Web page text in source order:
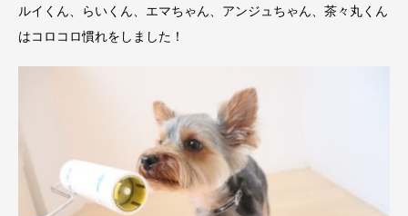
ルイくん、らいくん、エマちゃん、アンジュちゃん、茶々丸くん
はコロコロ慣れをしました！